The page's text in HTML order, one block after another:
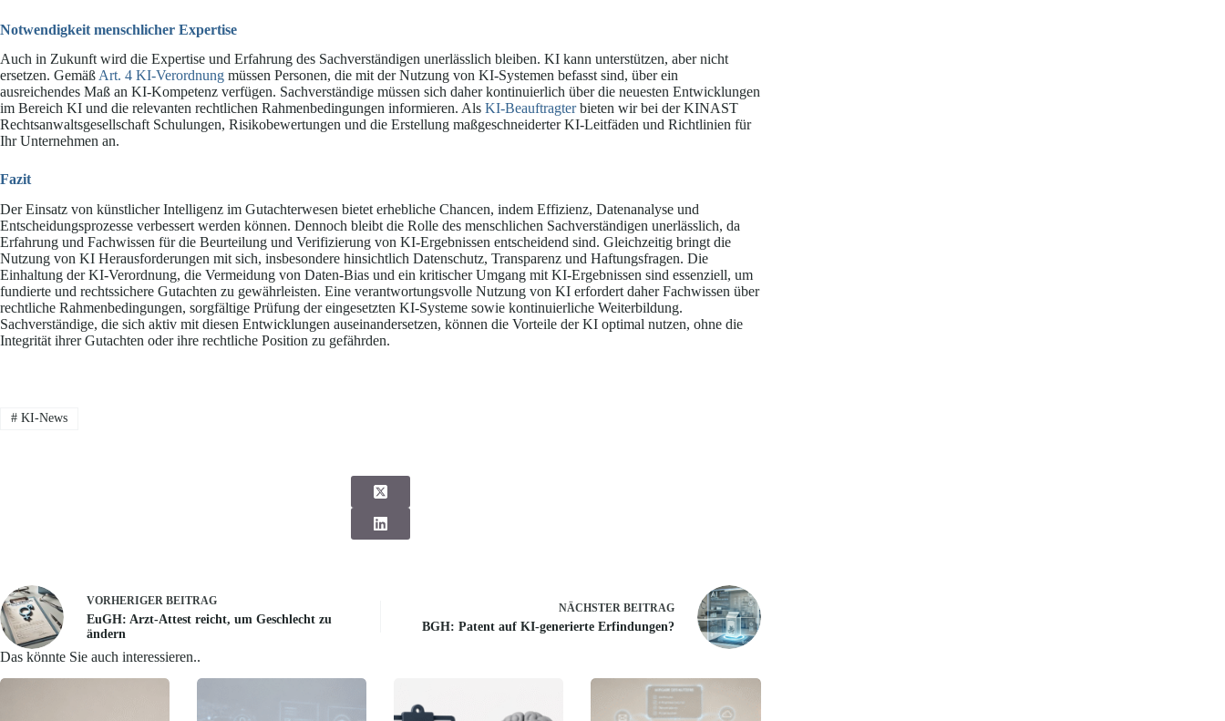
Notwendigkeit menschlicher Expertise
Auch in Zukunft wird die Expertise und Erfahrung des Sachverständigen unerlässlich bleiben. KI kann unterstützen, aber nicht
ersetzen. Gemäß Art. 4 KI-Verordnung müssen Personen, die mit der Nutzung von KI‑Systemen befasst sind, über ein
ausreichendes Maß an KI‑Kompetenz verfügen. Sachverständige müssen sich daher kontinuierlich über die neuesten Entwicklungen
im Bereich KI und die relevanten rechtlichen Rahmenbedingungen informieren. Als KI-Beauftragterbieten wir bei der KINAST
Rechtsanwaltsgesellschaft Schulungen, Risikobewertungen und die Erstellung maßgeschneiderter KI-Leitfäden und Richtlinien für
Ihr Unternehmen an.
Fazit
Der Einsatz von künstlicher Intelligenz im Gutachterwesen bietet erhebliche Chancen, indem Effizienz, Datenanalyse und
Entscheidungsprozesse verbessert werden können. Dennoch bleibt die Rolle des menschlichen Sachverständigen unerlässlich, da
Erfahrung und Fachwissen für die Beurteilung und Verifizierung von KI-Ergebnissen entscheidend sind. Gleichzeitig bringt die
Nutzung von KI Herausforderungen mit sich, insbesondere hinsichtlich Datenschutz, Transparenz und Haftungsfragen. Die
Einhaltung der KI-Verordnung, die Vermeidung von Daten-Bias und ein kritischer Umgang mit KI-Ergebnissen sind essenziell, um
fundierte und rechtssichere Gutachten zu gewährleisten. Eine verantwortungsvolle Nutzung von KI erfordert daher Fachwissen über
rechtliche Rahmenbedingungen, sorgfältige Prüfung der eingesetzten KI-Systeme sowie kontinuierliche Weiterbildung.
Sachverständige, die sich aktiv mit diesen Entwicklungen auseinandersetzen, können die Vorteile der KI optimal nutzen, ohne die
Integrität ihrer Gutachten oder ihre rechtliche Position zu gefährden.
#KI-News
VORHERIGER BEITRAG
EuGH: Arzt-Attest reicht, um Geschlecht zu
ändern
NÄCHSTER BEITRAG
BGH: Patent auf KI-generierte Erfindungen?
Das könnte Sie auch interessieren..